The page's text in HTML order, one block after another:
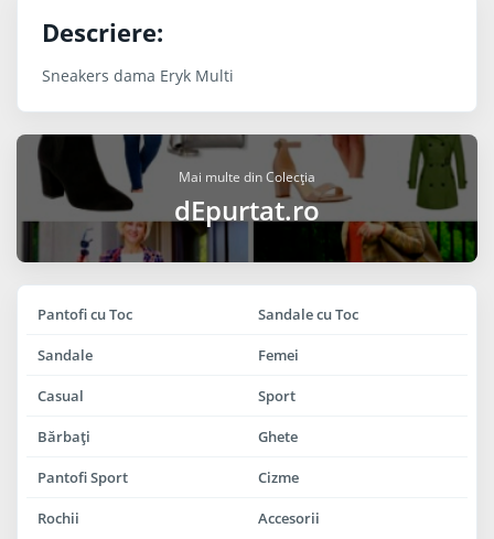
Descriere:
Sneakers dama Eryk Multi
Mai multe din Colecția
dEpurtat.ro
Pantofi cu Toc Sandale cu Toc
Sandale Femei
Casual Sport
Bărbaţi Ghete
Pantofi Sport Cizme
Rochii Accesorii